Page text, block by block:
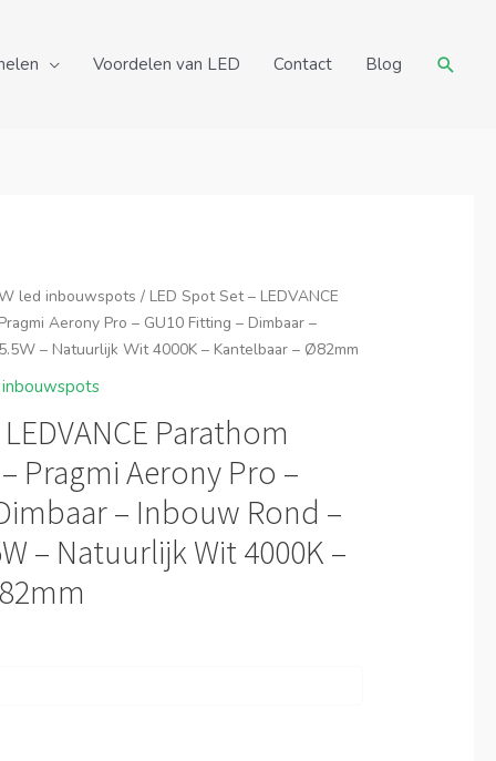
Voordelen van LED Contact Blog
led inbouwspots / LED Spot Set – LEDVANCE
Aerony Pro – GU10 Fitting – Dimbaar –
– Natuurlijk Wit 4000K – Kantelbaar – Ø82mm
Parathom
– Pragmi Aerony Pro –
– Inbouw Rond –
– Natuurlijk Wit 4000K –